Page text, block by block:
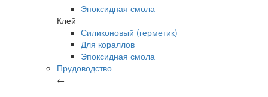
Эпоксидная смола
Клей
Силиконовый (герметик)
Для кораллов
Эпоксидная смола
Прудоводство
←